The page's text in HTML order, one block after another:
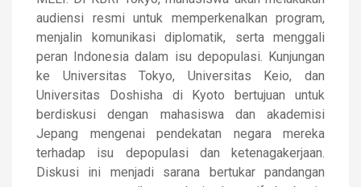
audiensi resmi untuk memperkenalkan program,
menjalin komunikasi diplomatik, serta menggali
peran Indonesia dalam isu depopulasi. Kunjungan
ke Universitas Tokyo, Universitas Keio, dan
Universitas Doshisha di Kyoto bertujuan untuk
berdiskusi dengan mahasiswa dan akademisi
Jepang mengenai pendekatan negara mereka
terhadap isu depopulasi dan ketenagakerjaan.
Diskusi ini menjadi sarana bertukar pandangan